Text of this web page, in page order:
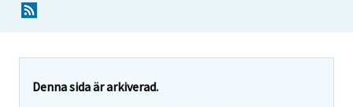
Denna sida är arkiverad.